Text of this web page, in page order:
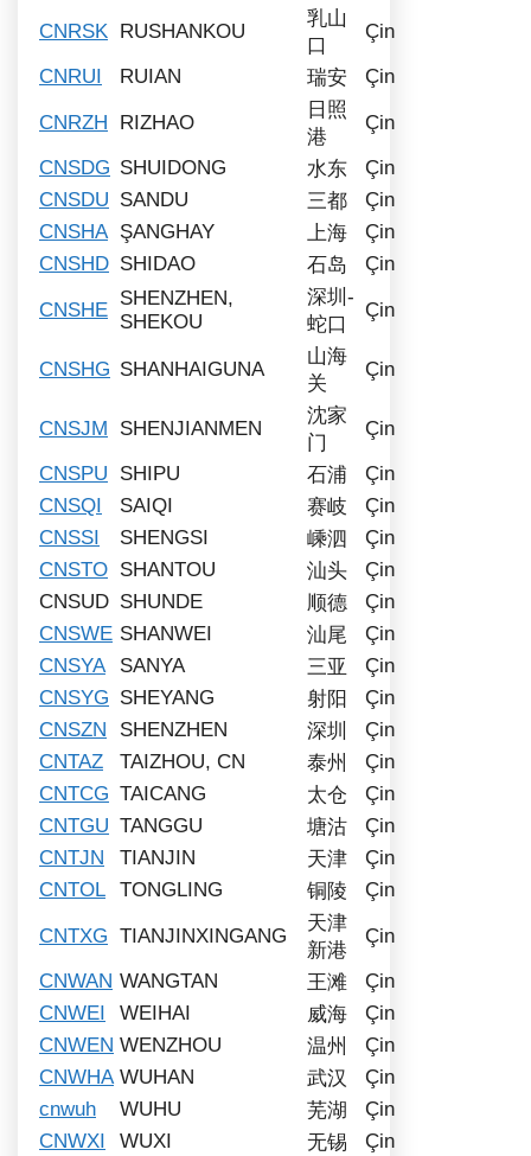
CNRSK RUSHANKOU
乳山
口
Çin
CNRUI
RUIAN 瑞安 Çin
CNRZH RIZHAO
日照
港
Çin
CNSDG SHUIDONG 水东
Çin
CNSDU SANDU 三都
Çin
CNSHA ŞANGHAY 上海
Çin
CNSHD SHIDAO 石岛 Çin
CNSHE
SHENZHEN,
SHEKOU
深圳-
蛇口
Çin
CNSHG SHANHAIGUNA
山海
关
Çin
CNSJM SHENJIANMEN
沈家
门
Çin
CNSPU
SHIPU 石浦
Çin
CNSQI
SAIQI 赛岐
Çin
CNSSI
SHENGSI 嵊泗
Çin
CNSTO SHANTOU 汕头
Çin
CNSUD SHUNDE 顺德
Çin
CNSWE SHANWEI 汕尾
Çin
CNSYA
SANYA 三亚
Çin
CNSYG SHEYANG 射阳
Çin
CNSZN
SHENZHEN 深圳
Çin
CNTAZ
TAIZHOU, CN 泰州
Çin
CNTCG TAICANG 太仓
Çin
CNTGU TANGGU 塘沽
Çin
CNTJN
TIANJIN 天津
Çin
CNTOL
TONGLING 铜陵 Çin
CNTXG TIANJINXINGANG
天津
新港
Çin
CNWAN WANGTAN 王滩
Çin
CNWEI
WEIHAI 威海
Çin
CNWEN WENZHOU 温州
Çin
CNWHA WUHAN 武汉
Çin
cnwuh
WUHU 芜湖
Çin
CNWXI
WUXI 无锡
Çin